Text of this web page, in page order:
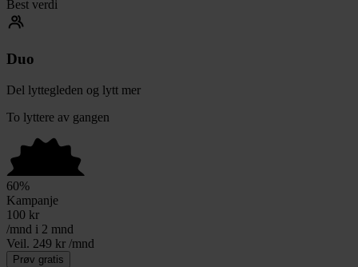
Best verdi
Duo
Del lyttegleden og lytt mer
To lyttere av gangen
60%
Kampanje
100 kr
/mnd i 2 mnd
Veil. 249 kr /mnd
Prøv gratis